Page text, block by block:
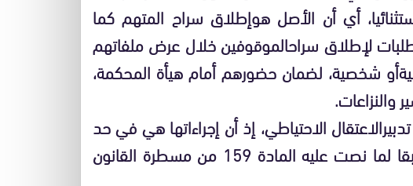
أي أن الأصل هوإطلاق سراح المتهم كما
لإطلاق سراحالموقوفين خلال عرض ملفاتهم
أو شخصية، لضمان حضورهم أمام هيأة المحكمة،
والنزاعات.
الاعتقال الاحتياطي، إذ أن إجراءاتها هي في حد
المراقبة القضائية طبقا لما نصت عليه المادة 159 من مسطرة القانون